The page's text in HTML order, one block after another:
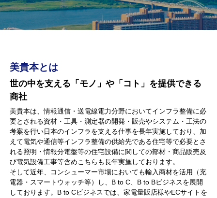
美貴本とは
世の中を支える「モノ」や「コト」を提供できる
商社
美貴本は、情報通信・送電線電力分野においてインフラ整備に必
要とされる資材・工具・測定器の開発・販売やシステム・工法の
考案を行い日本のインフラを支える仕事を長年実施しており、加
えて電気や通信等インフラ整備の供給先である住宅等で必要とさ
れる照明・情報分電盤等の住宅設備に関しての部材・商品販売及
び電気設備工事等含めこちらも長年実施しております。
そして近年、コンシューマー市場においても輸入商材を活用（充
電器・スマートウォッチ等）し、B to C、B to Bビジネスを展開
しております。B to Cビジネスでは、家電量販店様やECサイトを